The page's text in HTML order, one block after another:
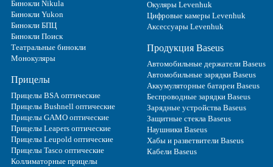
Бинокли Nikula
Бинокли Yukon
Бинокли БПЦ
Бинокли Поиск
Театральные бинокли
Монокуляры
Прицелы
Прицелы BSA оптические
Прицелы Bushnell оптические
Прицелы GAMO оптические
Прицелы Leapers оптические
Прицелы Leupold оптические
Прицелы Tasco оптические
Коллиматорные прицелы
Окуляры Levenhuk
Цифровые камеры Levenhuk
Аксессуары Levenhuk
Продукция Baseus
Автомобильные держатели Baseus
Автомобильные зарядки Baseus
Аккумуляторные батареи Baseus
Беспроводные зарядки Baseus
Зарядные устройства Baseus
Защитные стекла Baseus
Наушники Baseus
Хабы и разветвители Baseus
Кабели Baseus